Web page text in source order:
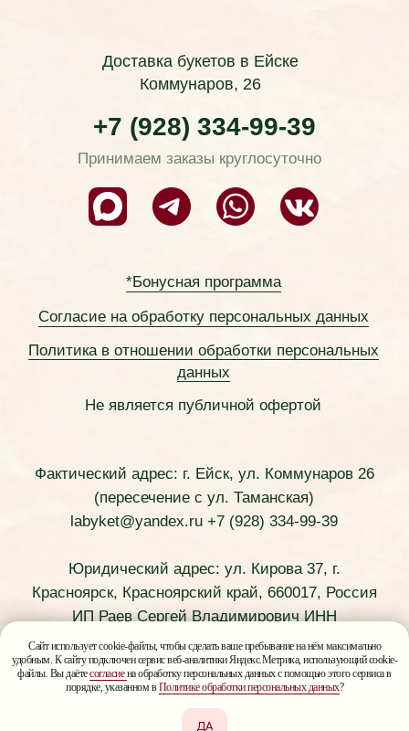
Сайт использует cookie-файлы, чтобы сделать ваше пребывание на нём максимально
удобным. К сайту подключен сервис веб-аналитики Яндекс.Метрика, использующий cookie-
файлы. Вы даётесогласиена обработку персональных данных с помощью этого сервиса в
порядке, указанном вПолитике обработки персональных данных?
ДА